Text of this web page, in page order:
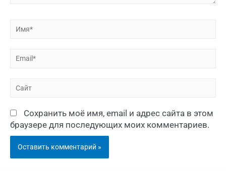
Сохранить моё имя, email и адрес сайта в этом
браузере для последующих моих комментариев.